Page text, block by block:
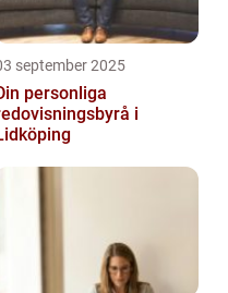
september 2025
personliga
i